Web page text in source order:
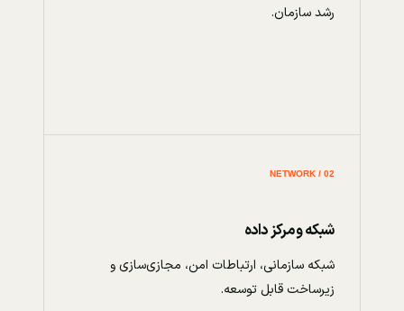
رشد سازمان.
02 / NETWORK
شبکه و مرکز داده
شبکه سازمانی، ارتباطات امن، مجازی‌سازی و
زیرساخت قابل توسعه.